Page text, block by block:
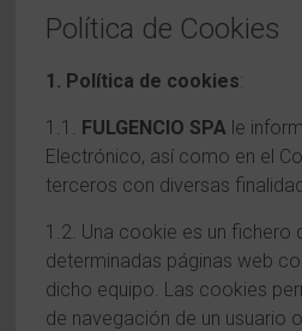
Política de Cookies
1. Política de cookies:
1.1. FULGENCIO SPA le
Electrónico, así como en el
terceros con diversas
1.2. Una cookie es un
determinadas páginas web
dicho equipo. Las cookies
de navegación de un usuario